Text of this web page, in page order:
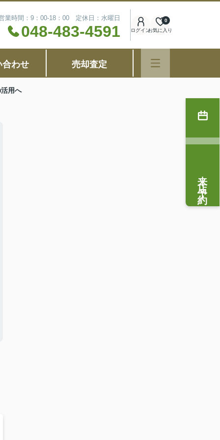
業時間：9：00-18：00 定休日：水曜日
048-483-4591 ログインお気に入り
0
合わせ 売却査定
用へ
来店予約